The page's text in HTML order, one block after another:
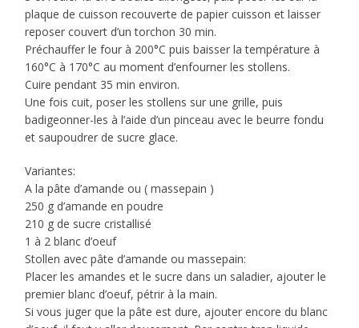
plaque de cuisson recouverte de papier cuisson et laisser
reposer couvert d’un torchon 30 min.
Préchauffer le four à 200°C puis baisser la température à
160°C à 170°C au moment d’enfourner les stollens.
Cuire pendant 35 min environ.
Une fois cuit, poser les stollens sur une grille, puis
badigeonner-les à l’aide d’un pinceau avec le beurre fondu
et saupoudrer de sucre glace.
Variantes:
A la pâte d’amande ou ( massepain )
250 g d’amande en poudre
210 g de sucre cristallisé
1 à 2 blanc d’oeuf
Stollen avec pâte d’amande ou massepain:
Placer les amandes et le sucre dans un saladier, ajouter le
premier blanc d’oeuf, pétrir à la main.
Si vous juger que la pâte est dure, ajouter encore du blanc